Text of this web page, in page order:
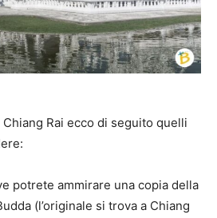
Rai ecco di seguito quelli
potrete ammirare una copia della
(l’originale si trova a Chiang